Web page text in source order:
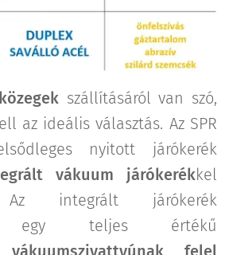
szállításáról van szó,
az ideális választás. Az SPR
nyitott járókerék
vákuum járókerékkel
Az integrált járókerék
egy teljes értékű